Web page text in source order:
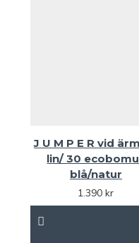
J U M P E R vid
lin/ 30
blå/natur
1.390 kr